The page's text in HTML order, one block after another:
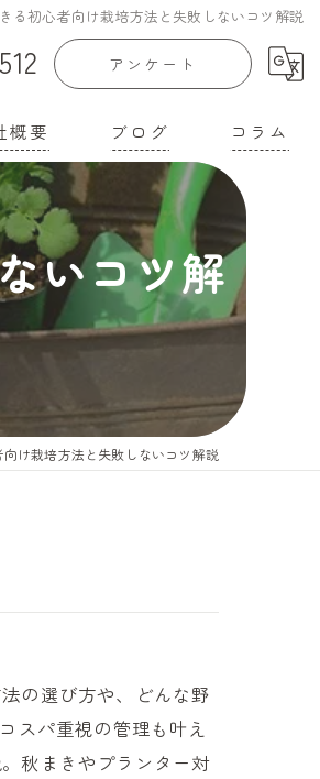
る初心者向け栽培方法と失敗しないコツ解説
アンケート
概要
集
ブログ コラム
いコツ解
け栽培方法と失敗しないコツ解説
の選び方や、どんな野
スパ重視の管理も叶え
秋まきやプランター対